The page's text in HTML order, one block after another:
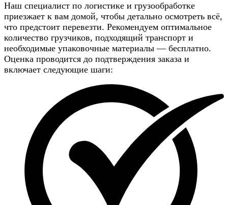
Наш специалист по логистике и грузообработке
приезжает к вам домой, чтобы детально осмотреть всё,
что предстоит перевезти. Рекомендуем оптимальное
количество грузчиков, подходящий транспорт и
необходимые упаковочные материалы — бесплатно.
Оценка проводится до подтверждения заказа и
включает следующие шаги: